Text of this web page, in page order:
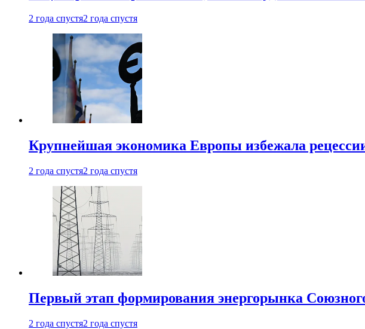
2 года спустя2 года спустя
Крупнейшая экономика Европы избежала
2 года спустя2 года спустя
Первый этап формирования энергорынка Союзного
2 года спустя2 года спустя